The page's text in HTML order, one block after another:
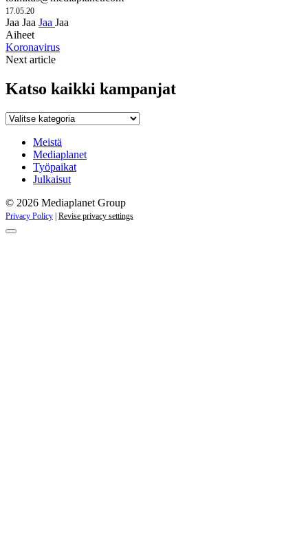
17.05.20
Jaa Jaa Jaa Jaa
Aiheet
Koronavirus
Next article
Katso kaikki kampanjat
Katso
kampanjat
Meistä
Mediaplanet
Työpaikat
Julkaisut
© 2026 Mediaplanet Group
Privacy Policy | Revise privacy settings